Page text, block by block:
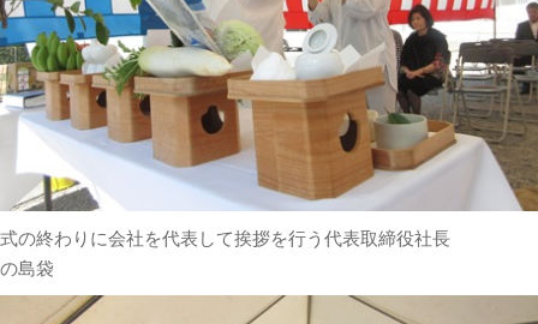
式の終わりに会社を代表して挨拶を行う代表取締役社長
の島袋